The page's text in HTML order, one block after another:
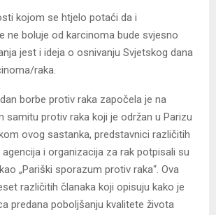
kojom se htjelo potaći da i
ne boluje od karcinoma bude svjesno
jest i ideja o osnivanju Svjetskog dana
raka.
borbe protiv raka započela je na
samitu protiv raka koji je održan u Parizu
ovog sastanka, predstavnici različitih
agencija i organizacija za rak potpisali su
„Pariški sporazum protiv raka“. Ova
različitih članaka koji opisuju kako je
predana poboljšanju kvalitete života